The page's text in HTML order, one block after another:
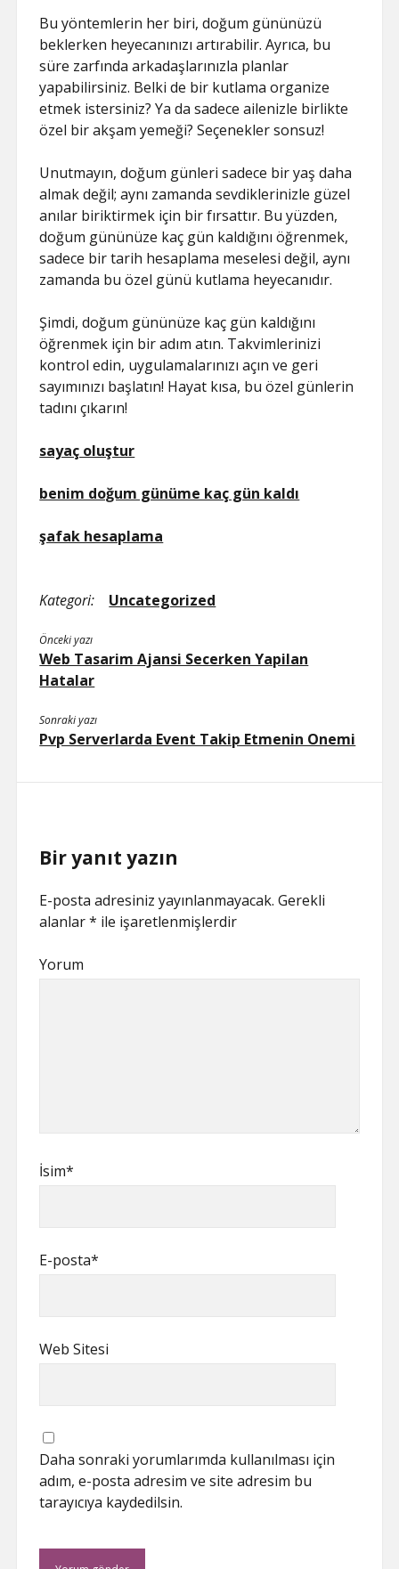
Bu yöntemlerin her biri, doğum gününüzü
beklerken heyecanınızı artırabilir. Ayrıca, bu
süre zarfında arkadaşlarınızla planlar
yapabilirsiniz. Belki de bir kutlama organize
etmek istersiniz? Ya da sadece ailenizle birlikte
özel bir akşam yemeği? Seçenekler sonsuz!
Unutmayın, doğum günleri sadece bir yaş daha
almak değil; aynı zamanda sevdiklerinizle güzel
anılar biriktirmek için bir fırsattır. Bu yüzden,
doğum gününüze kaç gün kaldığını öğrenmek,
sadece bir tarih hesaplama meselesi değil, aynı
zamanda bu özel günü kutlama heyecanıdır.
Şimdi, doğum gününüze kaç gün kaldığını
öğrenmek için bir adım atın. Takvimlerinizi
kontrol edin, uygulamalarınızı açın ve geri
sayımınızı başlatın! Hayat kısa, bu özel günlerin
tadını çıkarın!
sayaç oluştur
benim doğum günüme kaç gün kaldı
şafak hesaplama
Kategori: Uncategorized
Önceki yazı
Web Tasarim Ajansi Secerken Yapilan
Hatalar
Sonraki yazı
Pvp Serverlarda Event Takip Etmenin Onemi
Bir yanıt yazın
E-posta adresiniz yayınlanmayacak. Gerekli
alanlar* ile işaretlenmişlerdir
Yorum
İsim*
E-posta*
Web Sitesi
Daha sonraki yorumlarımda kullanılması için
adım, e-posta adresim ve site adresim bu
tarayıcıya kaydedilsin.